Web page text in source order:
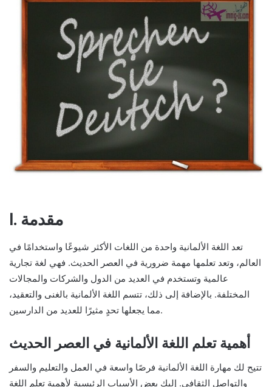
I. مقدمة
تعد اللغة الألمانية واحدة من اللغات الأكثر شيوعًا واستخدامًا في
العالم، وتعد تعلمها مهمة ضرورية في العصر الحديث. فهي لغة تجارية
عالمية وتستخدم في العديد من الدول والشركات والمجالات
المختلفة. بالإضافة إلى ذلك، تتسم اللغة الألمانية بالغنى والتعقيد،
مما يجعلها تحدٍ مثيرًا للعديد من الدارسين.
أهمية تعلم اللغة الألمانية في العصر الحديث
تتيح لك مهارة اللغة الألمانية فرصًا واسعة في العمل والتعليم والسفر
والتواصل الثقافي. إليك بعض الأسباب الرئيسية لأهمية تعلم اللغة